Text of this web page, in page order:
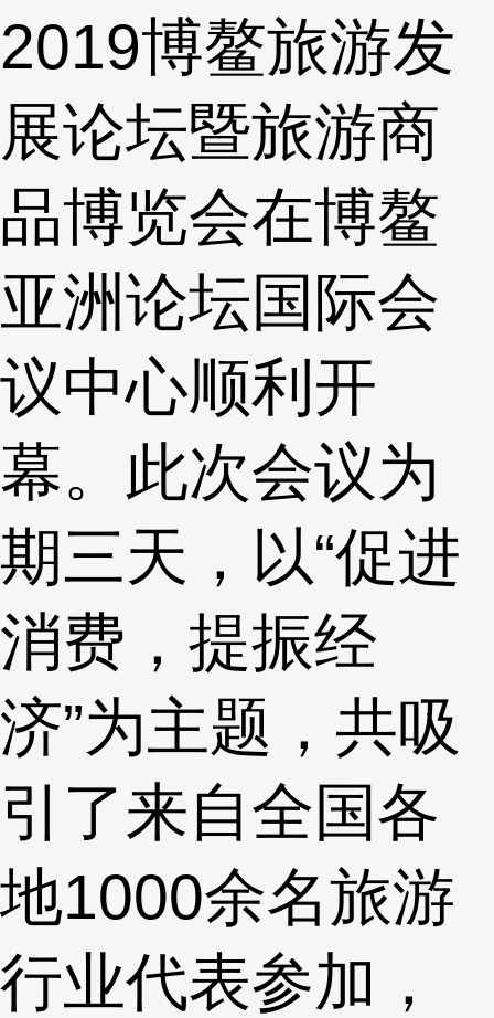
2019博鳌旅游发
展论坛暨旅游商
品博览会在博鳌
亚洲论坛国际会
议中心顺利开
幕。此次会议为
期三天，以“促进
消费，提振经
济”为主题，共吸
引了来自全国各
地1000余名旅游
行业代表参加，